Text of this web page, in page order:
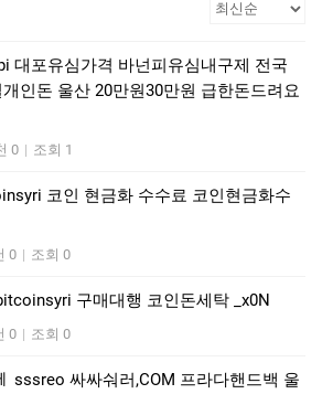
대포유심가격 바넌피유심내구제 전국
인돈 울산 20만원30만원 급한돈드려요
0 | 조회 1
코인 현금화 수수료 코인현금화수
0 | 조회 0
구매대행 코인돈세탁 _x0N
0 | 조회 0
sssreo 싸싸숴러,COM 프라다핸드백 울